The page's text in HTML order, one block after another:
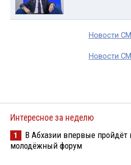
Новости
Новости
Интересное за неделю
1
В Абхазии впервые
молодёжный форум